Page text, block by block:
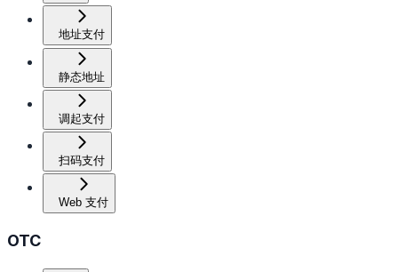
地址支付
静态地址
调起支付
扫码支付
Web 支付
OTC